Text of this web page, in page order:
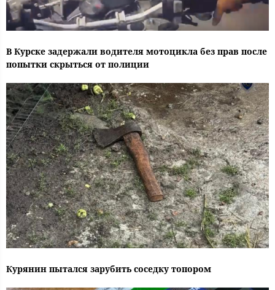
В Курске задержали водителя мотоцикла без прав после
попытки скрыться от полиции
Курянин пытался зарубить соседку топором